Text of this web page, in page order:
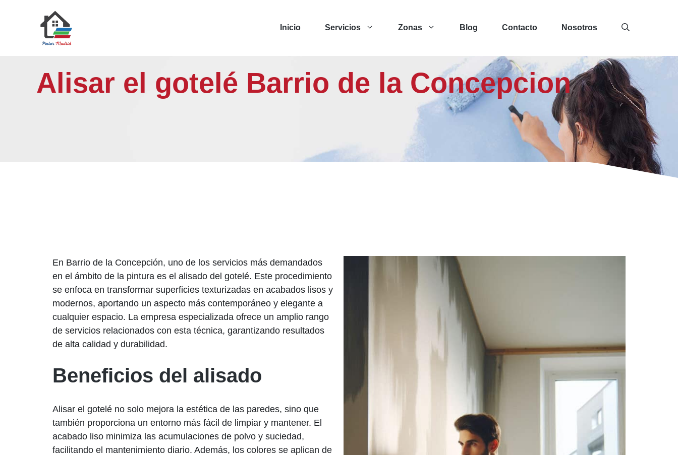
Inicio Servicios Zonas Blog Contacto Nosotros
Alisar el gotelé Barrio de la Concepcion
En Barrio de la Concepción, uno de los servicios más demandados
en el ámbito de la pintura es el alisado del gotelé. Este procedimiento
se enfoca en transformar superficies texturizadas en acabados lisos y
modernos, aportando un aspecto más contemporáneo y elegante a
cualquier espacio. La empresa especializada ofrece un amplio rango
de servicios relacionados con esta técnica, garantizando resultados
de alta calidad y durabilidad.
Beneficios del alisado
Alisar el gotelé no solo mejora la estética de las paredes, sino que
también proporciona un entorno más fácil de limpiar y mantener. El
acabado liso minimiza las acumulaciones de polvo y suciedad,
facilitando el mantenimiento diario. Además, los colores se aplican de